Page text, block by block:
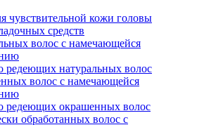
чувствительной кожи головы
средств
волос с намечающейся
редеющих натуральных волос
волос с намечающейся
редеющих окрашенных волос
обработанных волос с